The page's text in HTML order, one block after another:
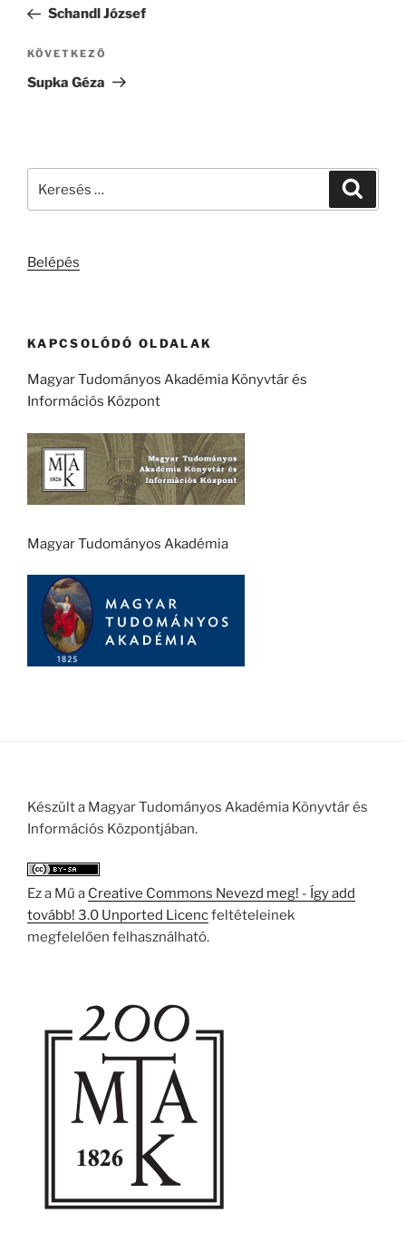
bejegyzés
Schandl József
Következő
bejegyzés
KÖVETKEZŐ
Supka Géza
Belépés
KAPCSOLÓDÓ OLDALAK
Magyar Tudományos Akadémia Könyvtár és
Információs Központ
Magyar Tudományos Akadémia
Készült a Magyar Tudományos Akadémia Könyvtár és
Információs Központjában.
Ez a Mű a Creative Commons Nevezd meg! - Így add
tovább! 3.0 Unported Licencfeltételeinek
megfelelően felhasználható.